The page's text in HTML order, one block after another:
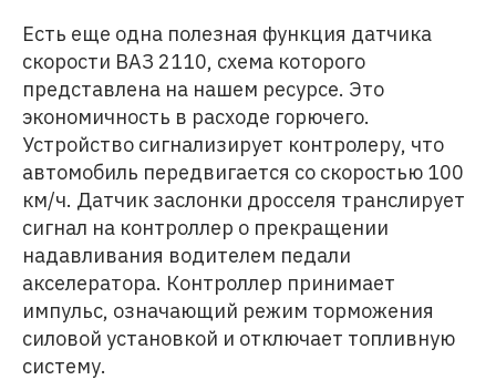
Есть еще одна полезная функция датчика
скорости ВАЗ 2110, схема которого
представлена на нашем ресурсе. Это
экономичность в расходе горючего.
Устройство сигнализирует контролеру, что
автомобиль передвигается со скоростью 100
км/ч. Датчик заслонки дросселя транслирует
сигнал на контроллер о прекращении
надавливания водителем педали
акселератора. Контроллер принимает
импульс, означающий режим торможения
силовой установкой и отключает топливную
систему.